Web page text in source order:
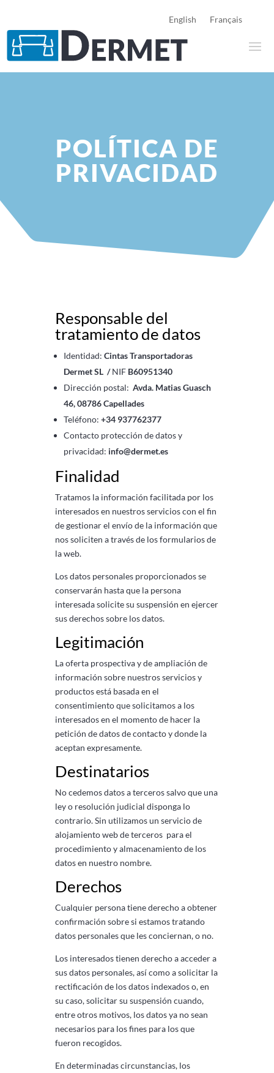
English Français
POLÍTICA DE
PRIVACIDAD
Responsable del
tratamiento de datos
Identidad: Cintas Transportadoras
Dermet SL /NIF B60951340
Dirección postal: Avda. Matias Guasch
46, 08786 Capellades
Teléfono: +34 937762377
Contacto protección de datos y
privacidad: info@dermet.es
Finalidad
Tratamos la información facilitada por los
interesados ​​en nuestros servicios con el fin
de gestionar el envío de la información que
nos soliciten a través de los formularios de
la web.
Los datos personales proporcionados se
conservarán hasta que la persona
interesada solicite su suspensión en ejercer
sus derechos sobre los datos.
Legitimación
La oferta prospectiva y de ampliación de
información sobre nuestros servicios y
productos está basada en el
consentimiento que solicitamos a los
interesados ​​en el momento de hacer la
petición de datos de contacto y donde la
aceptan expresamente.
Destinatarios
No cedemos datos a terceros salvo que una
ley o resolución judicial disponga lo
contrario. Sin utilizamos un servicio de
alojamiento web de terceros para el
procedimiento y almacenamiento de los
datos en nuestro nombre.
Derechos
Cualquier persona tiene derecho a obtener
confirmación sobre si estamos tratando
datos personales que les conciernan, o no.
Los interesados ​​tienen derecho a acceder a
sus datos personales, así como a solicitar la
rectificación de los datos indexados o, en
su caso, solicitar su suspensión cuando,
entre otros motivos, los datos ya no sean
necesarios para los fines para los que
fueron recogidos.
En determinadas circunstancias, los